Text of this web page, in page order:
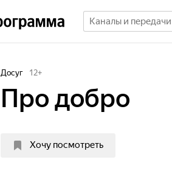
Досуг 12+
Про добро
Хочу посмотреть